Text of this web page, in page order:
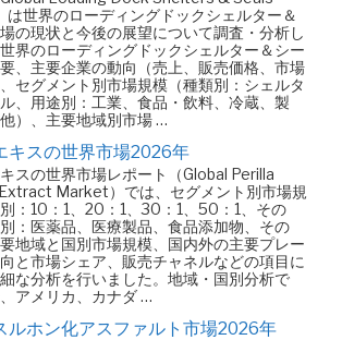
世界のローディングドックシェルター＆
の現状と今後の展望について調査・分析し
界のローディングドックシェルター＆シー
、主要企業の動向（売上、販売価格、市場
セグメント別市場規模（種類別：シェルタ
、用途別：工業、食品・飲料、冷蔵、製
）、主要地域別市場 …
キスの世界市場2026年
スの世界市場レポート（Global Perilla
Market）では、セグメント別市場規
：10：1、20：1、30：1、50：1、その
：医薬品、医療製品、食品添加物、その
地域と国別市場規模、国内外の主要プレー
と市場シェア、販売チャネルなどの項目に
な分析を行いました。地域・国別分析で
アメリカ、カナダ …
ルホン化アスファルト市場2026年